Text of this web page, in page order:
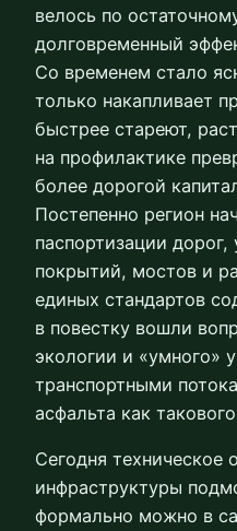
велось по
долговременный
Со временем стало
только накапливает
быстрее стареют,
на профилактике
более дорогой
Постепенно регион
паспортизации дорог,
покрытий, мостов и
единых стандартов
в повестку вошли
экологии и «умного»
транспортными
асфальта как
Сегодня
инфраструктуры
формально можно в